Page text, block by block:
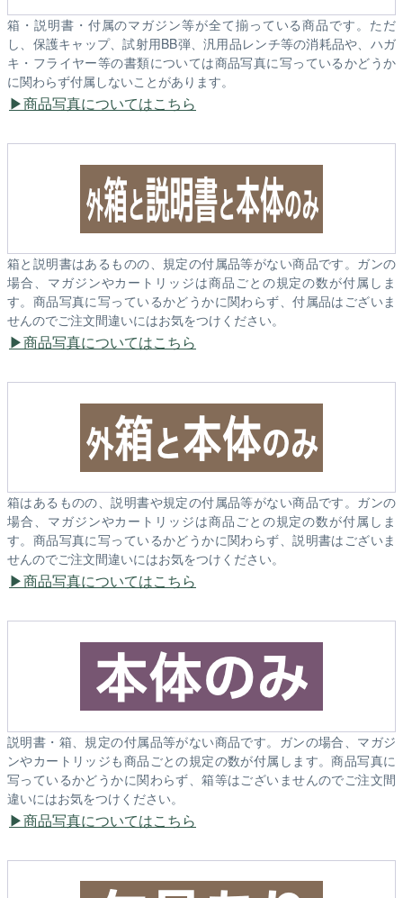
箱・説明書・付属のマガジン等が全て揃っている商品です。ただ
し、保護キャップ、試射用BB弾、汎用品レンチ等の消耗品や、ハガ
キ・フライヤー等の書類については商品写真に写っているかどうか
に関わらず付属しないことがあります。
商品写真についてはこちら
箱と説明書はあるものの、規定の付属品等がない商品です。ガンの
場合、マガジンやカートリッジは商品ごとの規定の数が付属しま
す。商品写真に写っているかどうかに関わらず、付属品はございま
せんのでご注文間違いにはお気をつけください。
商品写真についてはこちら
箱はあるものの、説明書や規定の付属品等がない商品です。ガンの
場合、マガジンやカートリッジは商品ごとの規定の数が付属しま
す。商品写真に写っているかどうかに関わらず、説明書はございま
せんのでご注文間違いにはお気をつけください。
商品写真についてはこちら
説明書・箱、規定の付属品等がない商品です。ガンの場合、マガジ
ンやカートリッジも商品ごとの規定の数が付属します。商品写真に
写っているかどうかに関わらず、箱等はございませんのでご注文間
違いにはお気をつけください。
商品写真についてはこちら